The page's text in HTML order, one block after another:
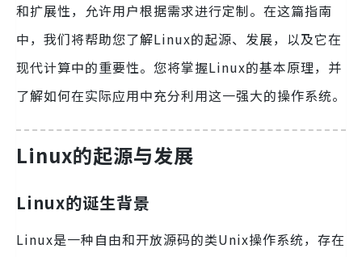
和扩展性，允许用户根据需求进行定制。在这篇指南
中，我们将帮助您了解Linux的起源、发展，以及它在
现代计算中的重要性。您将掌握Linux的基本原理，并
了解如何在实际应用中充分利用这一强大的操作系统。
Linux的起源与发展
Linux的诞生背景
Linux是一种自由和开放源码的类Unix操作系统，存在